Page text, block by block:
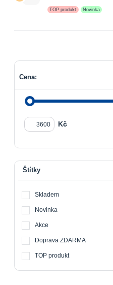
TOP produkt Novinka
Cena:
Kč
Štítky
Skladem
Novinka
Akce
Doprava ZDARMA
TOP produkt